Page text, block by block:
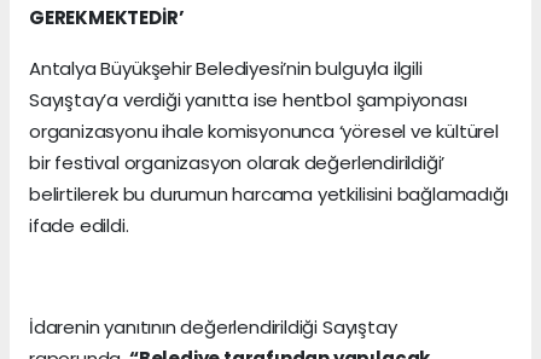
GEREKMEKTEDİR’
Antalya Büyükşehir Belediyesi’nin bulguyla ilgili
Sayıştay’a verdiği yanıtta ise hentbol şampiyonası
organizasyonu ihale komisyonunca ‘yöresel ve kültürel
bir festival organizasyon olarak değerlendirildiği’
belirtilerek bu durumun harcama yetkilisini bağlamadığı
ifade edildi.
İdarenin yanıtının değerlendirildiği Sayıştay